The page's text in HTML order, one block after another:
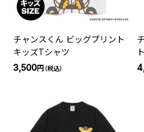
チャンスくん ビッグプリント
キッズTシャツ
3,500円（税込）